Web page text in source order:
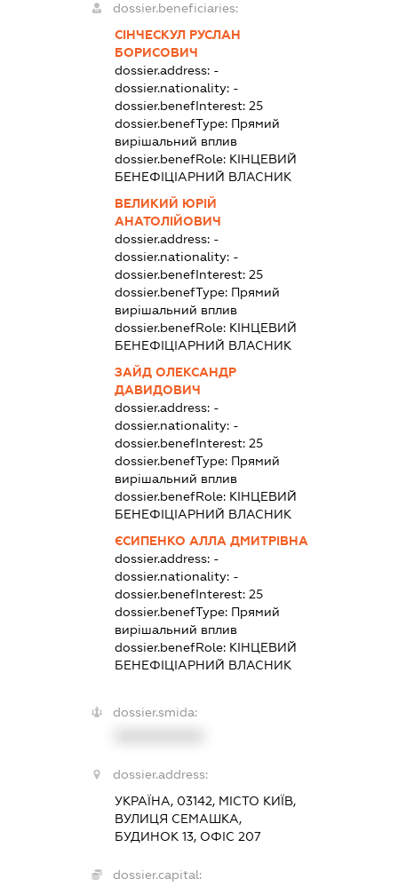
dossier.beneficiaries:
СІНЧЕСКУЛ РУСЛАН
БОРИСОВИЧ
dossier.address: -
dossier.nationality: -
dossier.benefInterest: 25
dossier.benefType: Прямий
вирішальний вплив
dossier.benefRole: КІНЦЕВИЙ
БЕНЕФІЦІАРНИЙ ВЛАСНИК
ВЕЛИКИЙ ЮРІЙ
АНАТОЛІЙОВИЧ
dossier.address: -
dossier.nationality: -
dossier.benefInterest: 25
dossier.benefType: Прямий
вирішальний вплив
dossier.benefRole: КІНЦЕВИЙ
БЕНЕФІЦІАРНИЙ ВЛАСНИК
ЗАЙД ОЛЕКСАНДР
ДАВИДОВИЧ
dossier.address: -
dossier.nationality: -
dossier.benefInterest: 25
dossier.benefType: Прямий
вирішальний вплив
dossier.benefRole: КІНЦЕВИЙ
БЕНЕФІЦІАРНИЙ ВЛАСНИК
ЄСИПЕНКО АЛЛА ДМИТРІВНА
dossier.address: -
dossier.nationality: -
dossier.benefInterest: 25
dossier.benefType: Прямий
вирішальний вплив
dossier.benefRole: КІНЦЕВИЙ
БЕНЕФІЦІАРНИЙ ВЛАСНИК
dossier.smida:
dossier.address:
УКРАЇНА, 03142, МІСТО КИЇВ,
ВУЛИЦЯ СЕМАШКА,
БУДИНОК 13, ОФІС 207
dossier.capital: